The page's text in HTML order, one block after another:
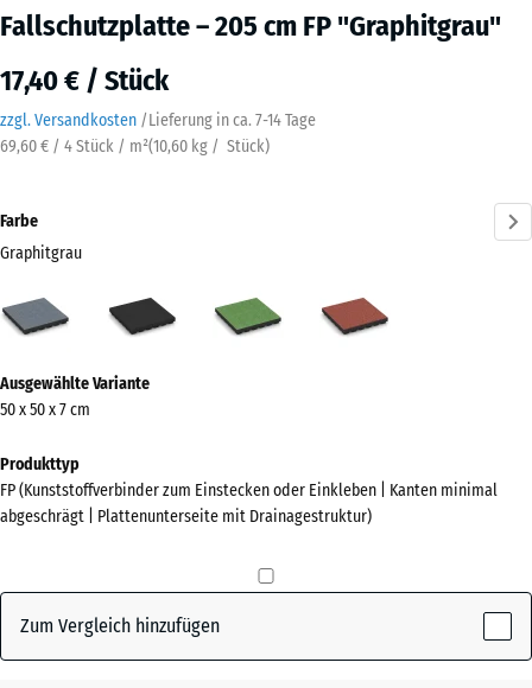
Fallschutzplatte – 205 cm FP "Graphitgrau"
17,40 € / Stück
zzgl. Versandkosten /Lieferung in ca. 7-14 Tage
69,60 € / 4 Stück / m²(10,60 kg / Stück)
Farbe
Graphitgrau
Graphitgrau
(active)
Informationen
zu
Farben?
Farbpalette
(active)
Ausgewählte Variante
50 x 50 x 7 cm
Produkttyp
FP (Kunststoffverbinder zum Einstecken oder Einkleben | Kanten minimal
abgeschrägt | Plattenunterseite mit Drainagestruktur)
Zum Vergleich hinzufügen